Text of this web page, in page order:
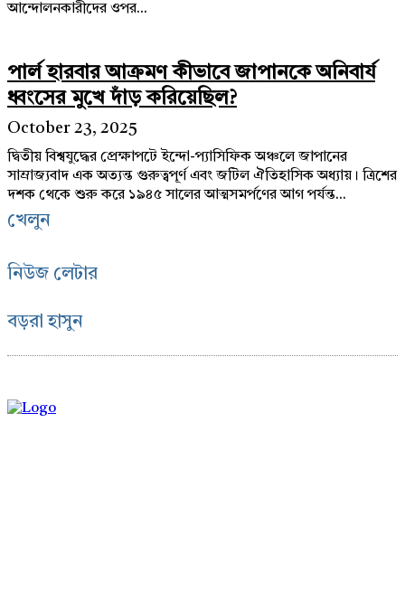
আন্দোলনকারীদের ওপর...
পার্ল হারবার আক্রমণ কীভাবে জাপানকে অনিবার্য
ধ্বংসের মুখে দাঁড় করিয়েছিল?
October 23, 2025
দ্বিতীয় বিশ্বযুদ্ধের প্রেক্ষাপটে ইন্দো-প্যাসিফিক অঞ্চলে জাপানের
সাম্রাজ্যবাদ এক অত্যন্ত গুরুত্বপূর্ণ এবং জটিল ঐতিহাসিক অধ্যায়। ত্রিশের
দশক থেকে শুরু করে ১৯৪৫ সালের আত্মসমর্পণের আগ পর্যন্ত...
খেলুন
নিউজ লেটার
বড়রা হাসুন